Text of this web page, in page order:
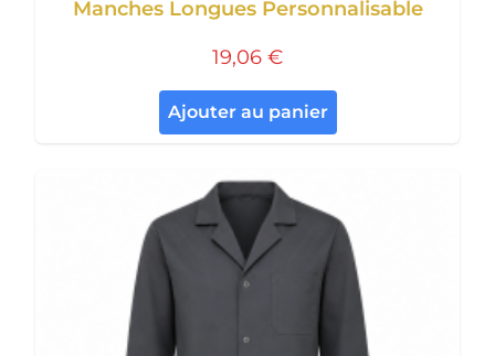
Manches Longues Personnalisable
19,06 €
Ajouter au panier